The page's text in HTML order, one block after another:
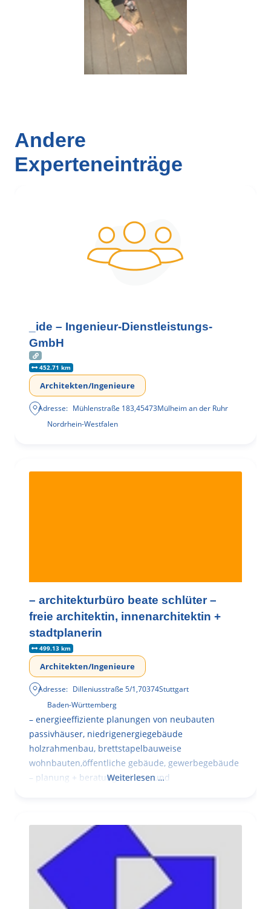
Andere
Experteneinträge
_ide – Ingenieur-Dienstleistungs-
GmbH
452.71 km
Architekten/Ingenieure
Adresse: Mühlenstraße 183,45473Mülheim an der Ruhr
Nordrhein-Westfalen
– architekturbüro beate schlüter –
freie architektin, innenarchitektin +
stadtplanerin
499.13 km
Architekten/Ingenieure
Adresse: Dilleniusstraße 5/1,70374Stuttgart
Baden-Württemberg
– energieeffiziente planungen von neubauten
passivhäuser, niedrigenergiegebäude
holzrahmenbau, brettstapelbauweise
wohnbauten,öffentliche gebäude, gewerbegebäude
– planung + beratung bei an – und
Weiterlesen …